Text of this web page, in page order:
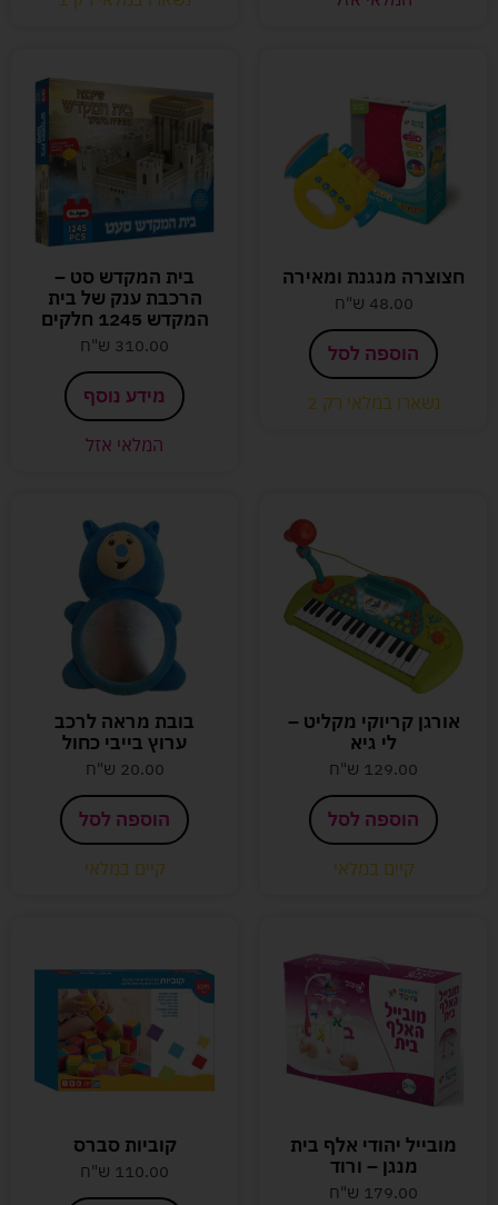
חצוצרה מנגנת ומאירה
48.00 ש"ח
הוספה לסל
נשארו במלאי רק 2
בית המקדש סט –
הרכבת ענק של בית
המקדש 1245 חלקים
310.00 ש"ח
מידע נוסף
המלאי אזל
אורגן קריוקי מקליט –
לי גיא
129.00 ש"ח
הוספה לסל
קיים במלאי
בובת מראה לרכב
ערוץ בייבי כחול
20.00 ש"ח
הוספה לסל
קיים במלאי
מובייל יהודי אלף בית
מנגן – ורוד
179.00 ש"ח
קוביות סברס
110.00 ש"ח